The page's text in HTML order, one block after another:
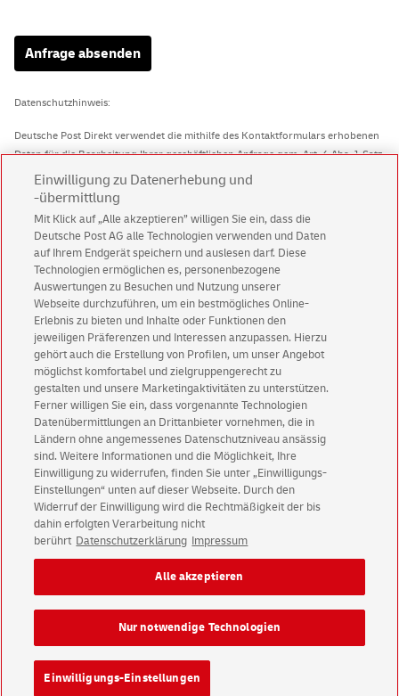
Anfrage absenden
Datenschutzhinweis:
Deutsche Post Direkt verwendet die mithilfe des Kontaktformulars erhobenen
Daten für die Bearbeitung Ihrer geschäftlichen Anfrage gem. Art. 6 Abs. 1 Satz
1 lit. b) und f) DSGVO.
Ihrem Wunsch nach einer Kontaktaufnahme oder Informationen werden wir
entsprechend nachkommen.
Informationen zur Verarbeitung Ihrer Daten finden Sie in den „Informationen
zur Datenverarbeitung nach EU-Datenschutz-Grundverordnung (DSGVO) für
Geschäftskunden und geschäftliche Interessenten“ auf
www.postdirekt.de/datenschutz
Für datenschutzrechtliche Anliegen verwenden Sie bitte die E-Mail-Adresse
datenschutz@postdirekt.de.
Deutsche Post Direkt Impressum
Deutsche Post Direkt Datenschutz
English Version
Impressum Rechtliche Hinweise
Datenschutz
Einwilligungs-Einstellungen
Konzern Karriere Presse Investoren
Einwilligung zu Datenerhebung und
-übermittlung
Mit Klick auf „Alle akzeptieren” willigen Sie ein, dass die
Deutsche Post AG alle Technologien verwenden und Daten
auf Ihrem Endgerät speichern und auslesen darf. Diese
Technologien ermöglichen es, personenbezogene
Auswertungen zu Besuchen und Nutzung unserer
Webseite durchzuführen, um ein bestmögliches Online-
Erlebnis zu bieten und Inhalte oder Funktionen den
jeweiligen Präferenzen und Interessen anzupassen. Hierzu
gehört auch die Erstellung von Profilen, um unser Angebot
möglichst komfortabel und zielgruppengerecht zu
gestalten und unsere Marketingaktivitäten zu unterstützen.
Ferner willigen Sie ein, dass vorgenannte Technologien
Datenübermittlungen an Drittanbieter vornehmen, die in
Ländern ohne angemessenes Datenschutzniveau ansässig
sind. Weitere Informationen und die Möglichkeit, Ihre
Einwilligung zu widerrufen, finden Sie unter „Einwilligungs-
Einstellungen“ unten auf dieser Webseite. Durch den
Widerruf der Einwilligung wird die Rechtmäßigkeit der bis
dahin erfolgten Verarbeitung nicht
berührt Datenschutzerklärung Impressum
Einwilligungs-Einstellungen
Nur notwendige Technologien
Alle akzeptieren